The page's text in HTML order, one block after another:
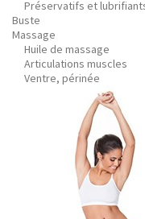
Préservatifs et
Buste
Massage
Huile de massage
Articulations muscles
Ventre, périnée